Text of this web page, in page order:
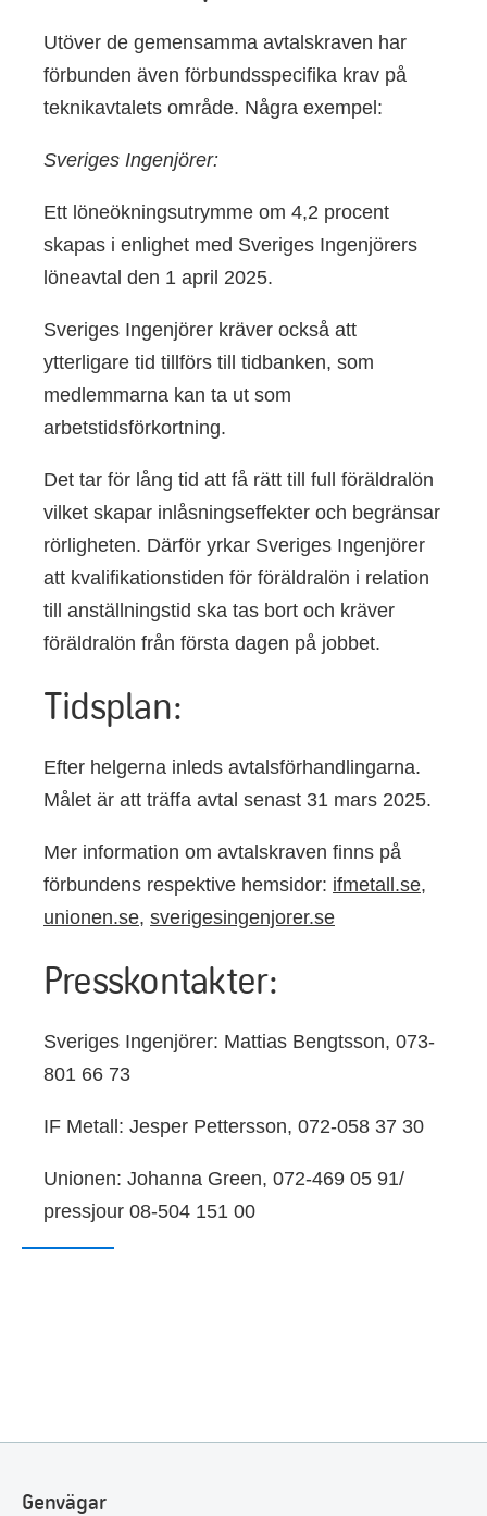
Utöver de gemensamma avtalskraven har
förbunden även förbundsspecifika krav på
teknikavtalets område. Några exempel:
Sveriges Ingenjörer:
Ett löneökningsutrymme om 4,2 procent
skapas i enlighet med Sveriges Ingenjörers
löneavtal den 1 april 2025.
Sveriges Ingenjörer kräver också att
ytterligare tid tillförs till tidbanken, som
medlemmarna kan ta ut som
arbetstidsförkortning.
Det tar för lång tid att få rätt till full föräldralön
vilket skapar inlåsningseffekter och begränsar
rörligheten. Därför yrkar Sveriges Ingenjörer
att kvalifikationstiden för föräldralön i relation
till anställningstid ska tas bort och kräver
föräldralön från första dagen på jobbet.
Tidsplan:
Efter helgerna inleds avtalsförhandlingarna.
Målet är att träffa avtal senast 31 mars 2025.
Mer information om avtalskraven finns på
förbundens respektive hemsidor: ifmetall.se,
unionen.se, sverigesingenjorer.se
Presskontakter:
Sveriges Ingenjörer: Mattias Bengtsson, 073-
801 66 73
IF Metall: Jesper Pettersson, 072-058 37 30
Unionen: Johanna Green, 072-469 05 91/
pressjour 08-504 151 00
Genvägar